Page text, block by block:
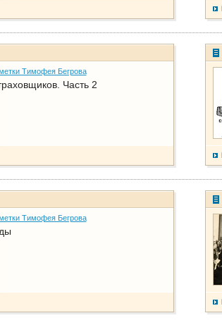
Тимофея Бегрова
Часть 2
Тимофея Бегрова